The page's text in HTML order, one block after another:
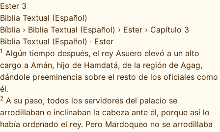
Ester 3
Biblia Textual (Español)
Bíblia › Biblia Textual (Español) › Ester › Capítulo 3
Biblia Textual (Español) · Ester
1 Algún tiempo después, el rey Asuero elevó a un alto
cargo a Amán, hijo de Hamdatá, de la región de Agag,
dándole preeminencia sobre el resto de los oficiales como
él.
2 A su paso, todos los servidores del palacio se
arrodillaban e inclinaban la cabeza ante él, porque así lo
había ordenado el rey. Pero Mardoqueo no se arrodillaba